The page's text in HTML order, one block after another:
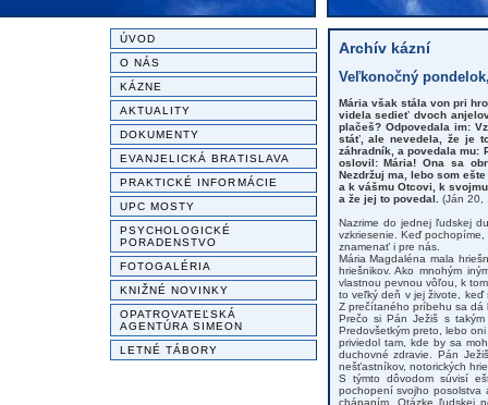
ÚVOD
O NÁS
KÁZNE
AKTUALITY
DOKUMENTY
EVANJELICKÁ BRATISLAVA
PRAKTICKÉ INFORMÁCIE
UPC MOSTY
PSYCHOLOGICKÉ
PORADENSTVO
FOTOGALÉRIA
KNIŽNÉ NOVINKY
OPATROVATEĽSKÁ
AGENTÚRA SIMEON
LETNÉ TÁBORY
Archív kázní
Veľkonočný
Mária však stála von pri
videla sedieť dvoch
plačeš? Odpovedala im:
stáť, ale nevedela, že je
záhradník, a povedala mu:
oslovil: Mária! Ona sa
Nezdržuj ma, lebo som
a k vášmu Otcovi, k
a že jej to povedal. (Ján 20,
Nazrime do jednej ľudskej
vzkriesenie. Keď
znamenať i pre nás.
Mária Magdaléna mala
hriešnikov. Ako mnohým
vlastnou pevnou vôľou, k
to veľký deň v jej živote, keď
Z prečítaného príbehu sa dá
Prečo si Pán Ježiš s
Predovšetkým preto, lebo
priviedol tam, kde by sa
duchovné zdravie. Pán
nešťastníkov, notorických
S týmto dôvodom súvisí
pochopení svojho posolstva
chápaním. Otázke ľudskej